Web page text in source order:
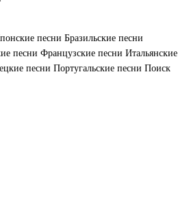
песни Бразильские песни
песни Французские песни Итальянские
песни Португальские песни Поиск